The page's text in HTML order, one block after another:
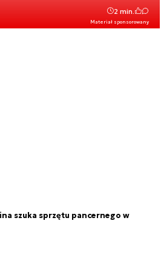
Materiał sponsorowany
2 min.
szuka sprzętu pancernego w